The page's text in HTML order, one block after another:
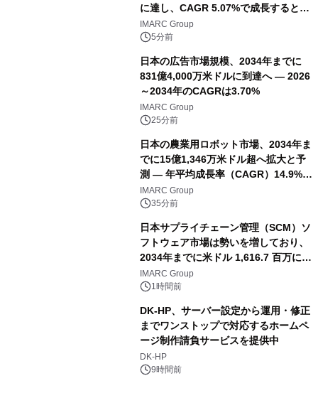
に達し、CAGR 5.07%で成長すると予
測
IMARC Group
5分前
日本の広告市場規模、2034年までに
831億4,000万米ドルに到達へ ― 2026
～2034年のCAGRは3.70%
IMARC Group
25分前
日本の農業用ロボット市場、2034年ま
でに15億1,346万米ドル超へ拡大と予
測 ― 年平均成長率（CAGR）14.9%を
記録
IMARC Group
35分前
日本サプライチェーン管理（SCM）ソ
フトウェア市場は勢いを増しており、
2034年までに米ドル 1,616.7 百万に達
し、CAGR 3.42%で成長すると予測
IMARC Group
1時間前
DK-HP、サーバー設定から運用・修正
までワンストップで対応するホームペ
ージ制作請負サービスを提供中
DK-HP
9時間前